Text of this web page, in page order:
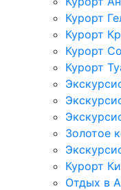
Курорт
Курорт
Курорт
Курорт
Золотое
Курорт
Отдых в